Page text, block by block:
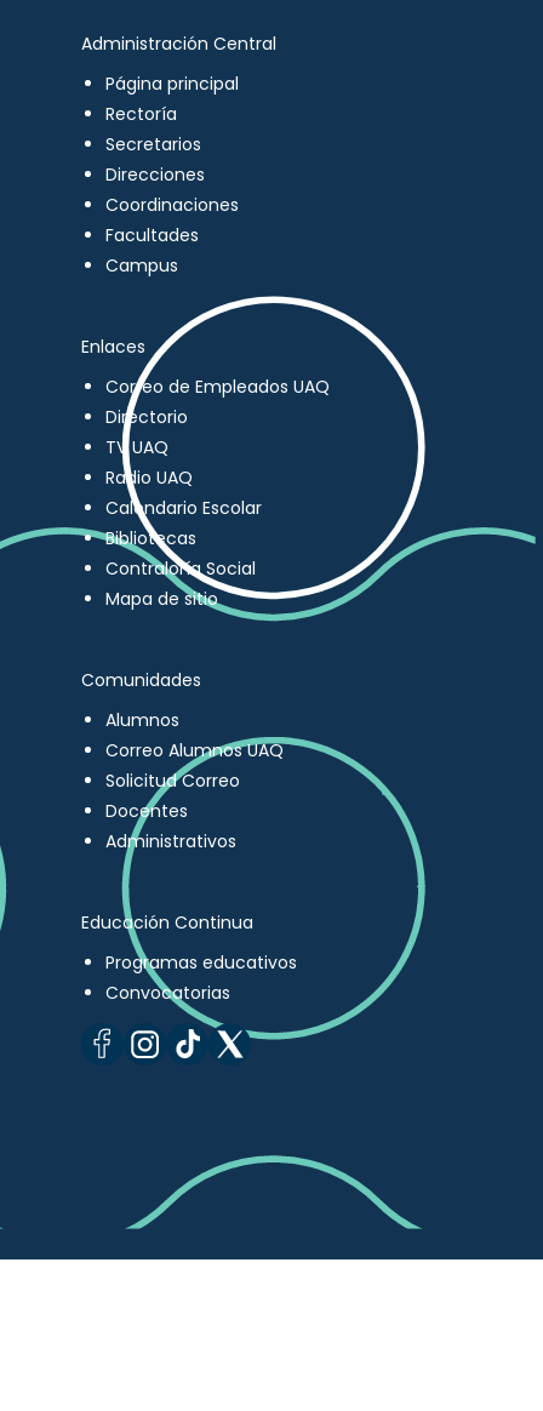
Administración Central
Página principal
Rectoría
Secretarios
Direcciones
Coordinaciones
Facultades
Campus
Enlaces
Correo de Empleados UAQ
Directorio
TV UAQ
Radio UAQ
Calendario Escolar
Bibliotecas
Contraloría Social
Mapa de sitio
Comunidades
Alumnos
Correo Alumnos UAQ
Solicitud Correo
Docentes
Administrativos
Educación Continua
Programas educativos
Convocatorias